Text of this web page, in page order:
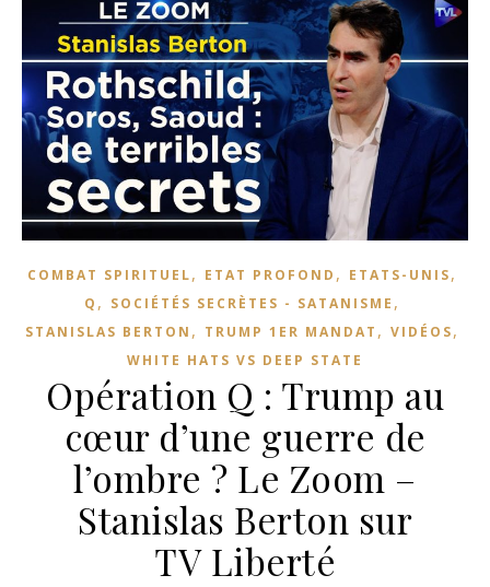
COMBAT SPIRITUEL, ETAT PROFOND , ETATS-UNIS,
Q , SOCIÉTÉS SECRÈTES - SATANISME ,
STANISLAS BERTON , TRUMP 1ER MANDAT , VIDÉOS,
WHITE HATS VS DEEP STATE
Opération Q : Trump au
cœur d’une guerre de
l’ombre ? Le Zoom –
Stanislas Berton sur
TV Liberté